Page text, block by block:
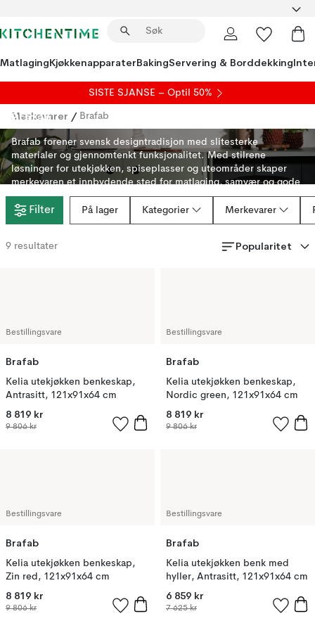
MatlagingKjøkkenapparaterBakingServering & Borddekking
SISTE SJANSE – Optil 50%
Merkevarer / Brafab
Brafab
Brafab forener svensk designtradisjon med slitesterke
materialer og gjennomtenkt funksjonalitet. Med stilrene
løsninger for utekjøkken, spiseplasser og uteområder skaper
merkevaren et innbydende sted for matlaging, samvær og gode
stunder utendørs – sesong etter sesong.
Filter På lager Kategorier Merkevarer
9 resultater Popularitet
Bestillingsvare
Brafab
Kelia utekjøkken benkeskap,
Antrasitt, 121x91x64 cm
8 819 kr
9 806 kr
Bestillingsvare
Brafab
Kelia utekjøkken benkeskap,
Nordic green, 121x91x64 cm
8 819 kr
9 806 kr
Bestillingsvare
Brafab
Kelia utekjøkken benkeskap,
Zin red, 121x91x64 cm
8 819 kr
9 806 kr
Bestillingsvare
Brafab
Kelia utekjøkken benk med
hyller, Antrasitt, 121x91x64 cm
6 859 kr
7 625 kr